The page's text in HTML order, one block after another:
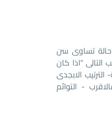
حالة تساوى سن
التالى "اذا كان
الابجدى
- التوائم